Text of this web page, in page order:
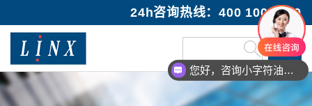
24h咨询热线：400 100 1089
您好，咨询小字符油墨喷码机